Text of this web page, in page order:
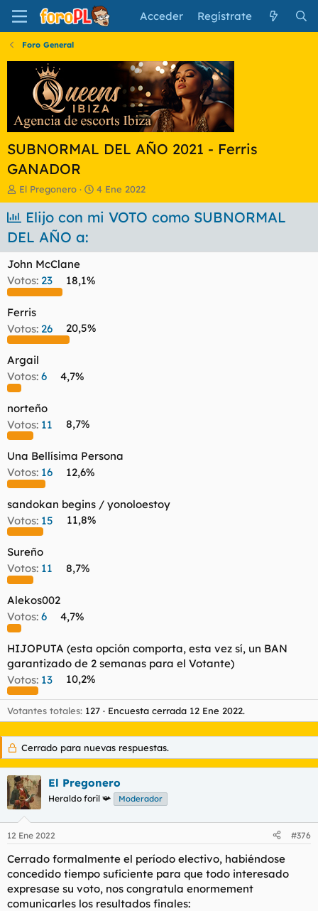
Acceder Regístrate
Foro General
SUBNORMAL DEL AÑO 2021 - Ferris
GANADOR
I
n
i
c
i
a
d
o
r
e
l
t
m
a
El Pregonero
F
e
c
d
4 Ene 2022
Elijo con mi VOTO como SUBNORMAL
DEL AÑO a:
John McClane
Votos: 23 18,1%
Ferris
Votos: 26 20,5%
Argail
Votos: 6 4,7%
norteño
Votos: 11 8,7%
Una Bellísima Persona
Votos: 16 12,6%
sandokan begins / yonoloestoy
Votos: 15 11,8%
Sureño
Votos: 11 8,7%
Alekos002
Votos: 6 4,7%
HIJOPUTA (esta opción comporta, esta vez sí, un BAN
garantizado de 2 semanas para el Votante)
Votos: 13 10,2%
Votantes totales 127 Encuesta cerrada 12 Ene 2022.
Cerrado para nuevas respuestas.
El Pregonero
Heraldo foril 📯 Moderador
12 Ene 2022 #376
Cerrado formalmente el período electivo, habiéndose
concedido tiempo suficiente para que todo interesado
expresase su voto, nos congratula enormement
comunicarles los resultados finales: